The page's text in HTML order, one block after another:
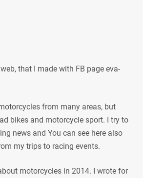
that I made with FB page eva-
from many areas, but
bikes and motorcycle sport. I try to
news and You can see here also
my trips to racing events.
motorcycles in 2014. I wrote for